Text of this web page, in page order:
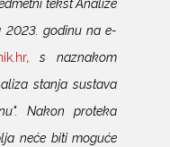
2023. godinu na e-
, s naznakom
stanja sustava
Nakon proteka
neće biti moguće